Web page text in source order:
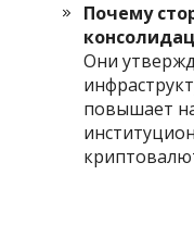
Почему
Они
повышает